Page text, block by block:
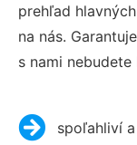
prehľad
na nás.
s nami
spoľahliví